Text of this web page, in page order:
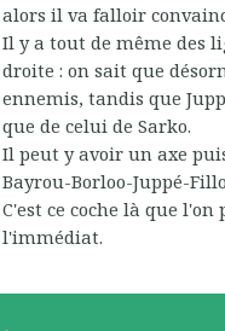
alors il va falloir
Il y a tout de même des
droite : on sait que
ennemis, tandis que
que de celui de Sarko.
Il peut y avoir un axe
Bayrou-Borloo-Juppé-
C'est ce coche là que
l'immédiat.